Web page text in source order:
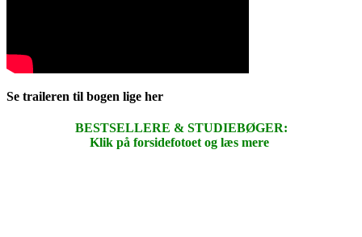
Se traileren til bogen lige her
BESTSELLERE & STUDIEBØGER:
Klik på forsidefotoet og læs mere